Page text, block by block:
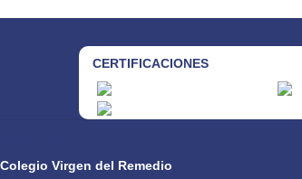
CERTIFICACIONES
Colegio Virgen del Remedio